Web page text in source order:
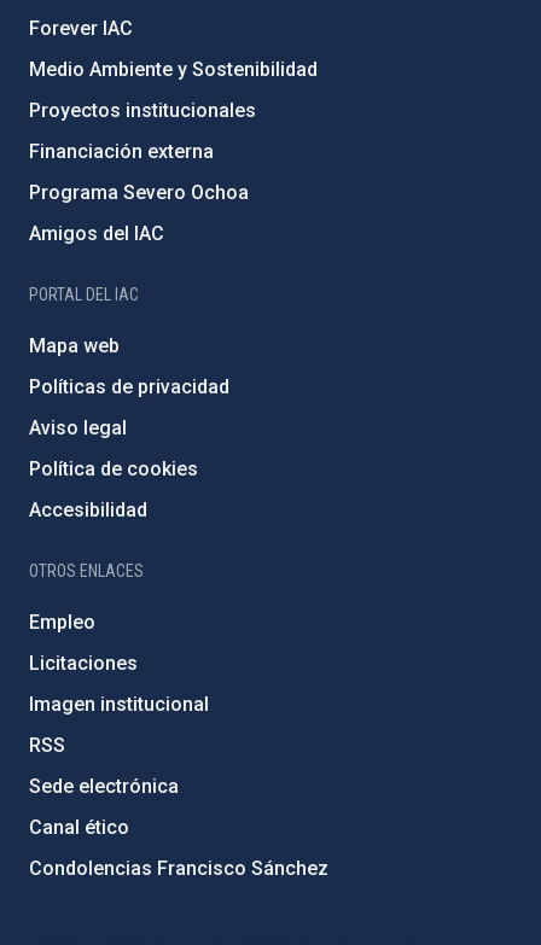
Forever IAC
Medio Ambiente y Sostenibilidad
Proyectos institucionales
Financiación externa
Programa Severo Ochoa
Amigos del IAC
PORTAL DEL IAC
Mapa web
Políticas de privacidad
Aviso legal
Política de cookies
Accesibilidad
OTROS ENLACES
Empleo
Licitaciones
Imagen institucional
RSS
Sede electrónica
Canal ético
Condolencias Francisco Sánchez